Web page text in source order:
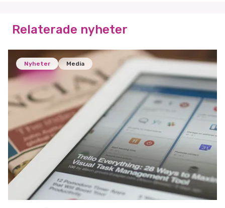
Relaterade nyheter
Nyheter Media